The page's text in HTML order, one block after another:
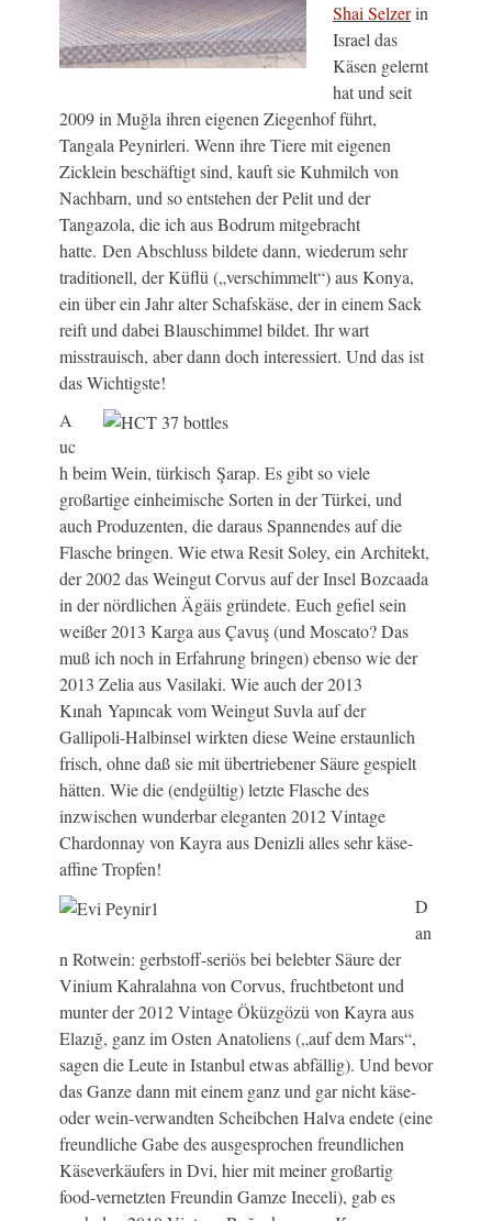
Shai Selzerin
Israel das
Käsen gelernt
hat und seit
2009 in Muğla ihren eigenen Ziegenhof führt,
Tangala Peynirleri. Wenn ihre Tiere mit eigenen
Zicklein beschäftigt sind, kauft sie Kuhmilch von
Nachbarn, und so entstehen der Pelit und der
Tangazola, die ich aus Bodrum mitgebracht
hatte. Den Abschluss bildete dann, wiederum sehr
traditionell, der Küflü („verschimmelt“) aus Konya,
ein über ein Jahr alter Schafskäse, der in einem Sack
reift und dabei Blauschimmel bildet. Ihr wart
misstrauisch, aber dann doch interessiert. Und das ist
das Wichtigste!
A
uc
h beim Wein, türkisch Şarap. Es gibt so viele
großartige einheimische Sorten in der Türkei, und
auch Produzenten, die daraus Spannendes auf die
Flasche bringen. Wie etwa Resit Soley, ein Architekt,
der 2002 das Weingut Corvus auf der Insel Bozcaada
in der nördlichen Ägäis gründete. Euch gefiel sein
weißer 2013 Karga aus Çavuş (und Moscato? Das
muß ich noch in Erfahrung bringen) ebenso wie der
2013 Zelia aus Vasilaki. Wie auch der 2013
Kınah Yapıncak vom Weingut Suvla auf der
Gallipoli-Halbinsel wirkten diese Weine erstaunlich
frisch, ohne daß sie mit übertriebener Säure gespielt
hätten. Wie die (endgültig) letzte Flasche des
inzwischen wunderbar eleganten 2012 Vintage
Chardonnay von Kayra aus Denizli alles sehr käse-
affine Tropfen!
D
an
n Rotwein: gerbstoff-seriös bei belebter Säure der
Vinium Kahralahna von Corvus, fruchtbetont und
munter der 2012 Vintage Öküzgözü von Kayra aus
Elazığ, ganz im Osten Anatoliens („auf dem Mars“,
sagen die Leute in Istanbul etwas abfällig). Und bevor
das Ganze dann mit einem ganz und gar nicht käse-
oder wein-verwandten Scheibchen Halva endete (eine
freundliche Gabe des ausgesprochen freundlichen
Käseverkäufers in Dvi, hier mit meiner großartig
food-vernetzten Freundin Gamze Ineceli), gab es